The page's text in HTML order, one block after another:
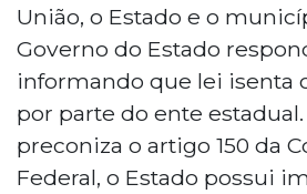
União, o Estado e o
Governo do Estado
informando que lei isenta
por parte do ente
preconiza o artigo 150 da
Federal, o Estado possui